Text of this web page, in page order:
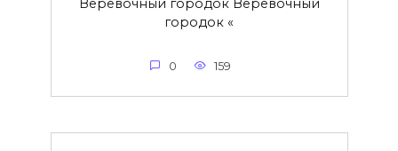
Веревочный городок Веревочный
городок «
0 159